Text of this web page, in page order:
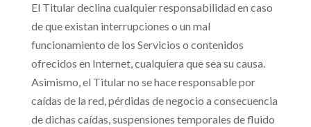
El Titular declina cualquier responsabilidad en caso
de que existan interrupciones o un mal
funcionamiento de los Servicios o contenidos
ofrecidos en Internet, cualquiera que sea su causa.
Asimismo, el Titular no se hace responsable por
caídas de la red, pérdidas de negocio a consecuencia
de dichas caídas, suspensiones temporales de fluido